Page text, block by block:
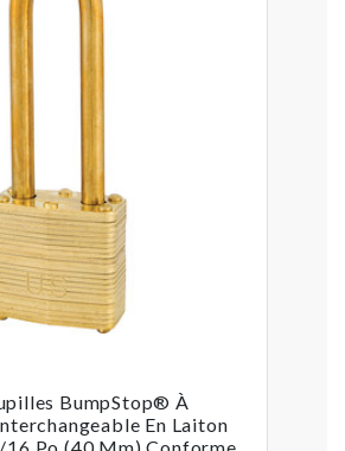
BumpStop® À
En Laiton
16 Po (40 Mm) Conforme